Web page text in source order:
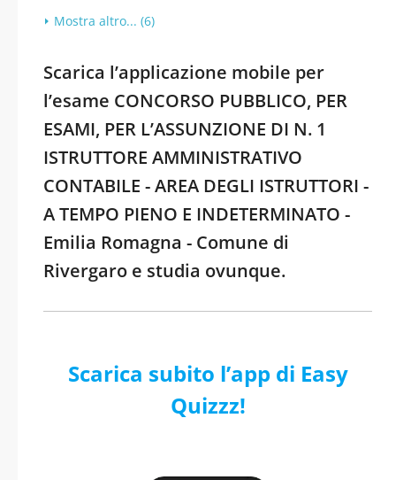
Mostra altro... (6)
Scarica l’applicazione mobile per
l’esame CONCORSO PUBBLICO, PER
ESAMI, PER L’ASSUNZIONE DI N. 1
ISTRUTTORE AMMINISTRATIVO
CONTABILE - AREA DEGLI ISTRUTTORI -
A TEMPO PIENO E INDETERMINATO -
Emilia Romagna - Comune di
Rivergaro e studia ovunque.
Scarica subito l’app di Easy
Quizzz!